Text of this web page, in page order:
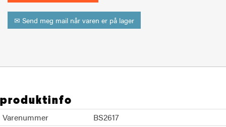
✉ Send meg mail når varen er på lager
produktinfo
Varenummer
BS2617